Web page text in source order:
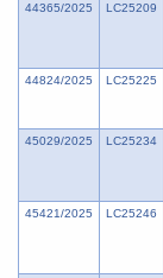
44365/2025 LC25209
44824/2025 LC25225
45029/2025 LC25234
45421/2025 LC25246